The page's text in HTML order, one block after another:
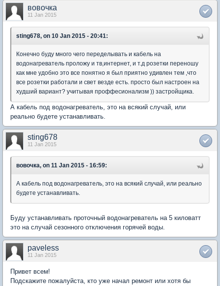
вовочка
11 Jan 2015
sting678, on 10 Jan 2015 - 20:41:
Конечно буду много чего переделывать и кабель на
водонагреватель проложу и тв,интернет, и т.д розетки переношу
как мне удобно это все понятно я был приятно удивлен тем ,что
все розетки работали и свет везде есть. просто был настроен на
худший вариант? учитывая проффесионализм )) застройщика.
А кабель под водонагреватель, это на всякий случай, или
реально будете устанавливать.
sting678
11 Jan 2015
вовочка, on 11 Jan 2015 - 16:59:
А кабель под водонагреватель, это на всякий случай, или реально
будете устанавливать.
Буду устанавливать проточный водонагреватель на 5 киловатт
это на случай сезонного отключения горячей воды.
paveless
11 Jan 2015
Привет всем!
Подскажите пожалуйста, кто уже начал ремонт или хотя бы